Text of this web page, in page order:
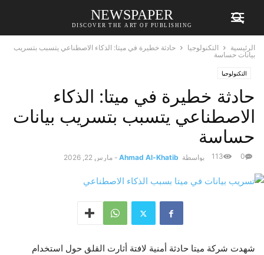
NEWSPAPER
DISCOVER THE ART OF PUBLISHING
الرئيسية التكنولوجيا
حادثة خطيرة في ميتا: الذكاء الاصطناعي يتسبب بتسريب
بيانات حساسة
التكنولوجيا
حادثة خطيرة في ميتا: الذكاء
الاصطناعي يتسبب بتسريب بيانات
حساسة
بواسطة Ahmad Al-Khatib
- مارس 22, 2026 0
113
شهدت شركة ميتا حادثة أمنية لافتة أثارت القلق حول استخدام